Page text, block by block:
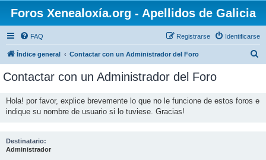
Foros Xenealoxía.org - Apellidos de Galicia
FAQ Identificarse
Registrarse
Índice general Contactar con un Administrador del Foro
Contactar con un Administrador del Foro
Hola! por favor, explice brevemente lo que no le funcione de estos foros e
indique su nombre de usuario si lo tuviese. Gracias!
Destinatario:
Administrador